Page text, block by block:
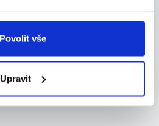
Povolit vše
Upravit